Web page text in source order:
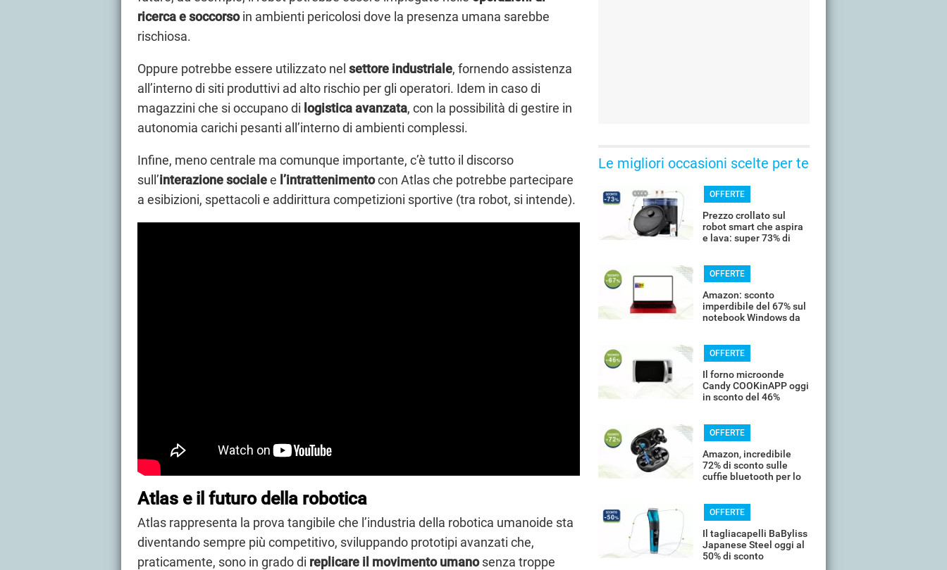
ricerca e soccorsoin ambienti pericolosi dove la presenza umana sarebbe
rischiosa.
Oppure potrebbe essere utilizzato nel settore industriale, fornendo assistenza
all’interno di siti produttivi ad alto rischio per gli operatori. Idem in caso di
magazzini che si occupano di logisticaavanzata, con la possibilità di gestire in
autonomia carichi pesanti all’interno di ambienti complessi.
Infine, meno centrale ma comunque importante, c’è tutto il discorso
sull’interazione socialee l’intrattenimentocon Atlas che potrebbe partecipare
a esibizioni, spettacoli e addirittura competizioni sportive (tra robot, si intende).
Atlas e il futuro della robotica
Atlas rappresenta la prova tangibile che l’industria della robotica umanoide sta
diventando sempre più competitivo, sviluppando prototipi avanzati che,
praticamente, sono in grado di replicare il movimento umanosenza troppe
Le migliori occasioni scelte per te
OFFERTE
Prezzo crollato sul
robot smart che aspira
e lava: super 73% di
OFFERTE
Amazon: sconto
imperdibile del 67% sul
notebook Windows da
OFFERTE
Il forno microonde
Candy COOKinAPP oggi
in sconto del 46%
OFFERTE
Amazon, incredibile
72% di sconto sulle
cuffie bluetooth per lo
OFFERTE
Il tagliacapelli BaByliss
Japanese Steel oggi al
50% di sconto